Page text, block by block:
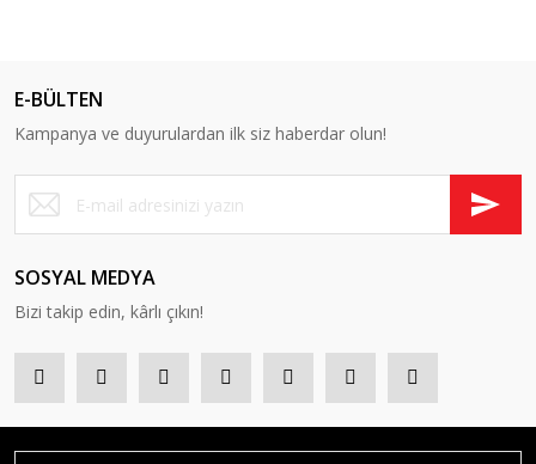
E-BÜLTEN
Kampanya ve duyurulardan ilk siz haberdar olun!
SOSYAL MEDYA
Bizi takip edin, kârlı çıkın!